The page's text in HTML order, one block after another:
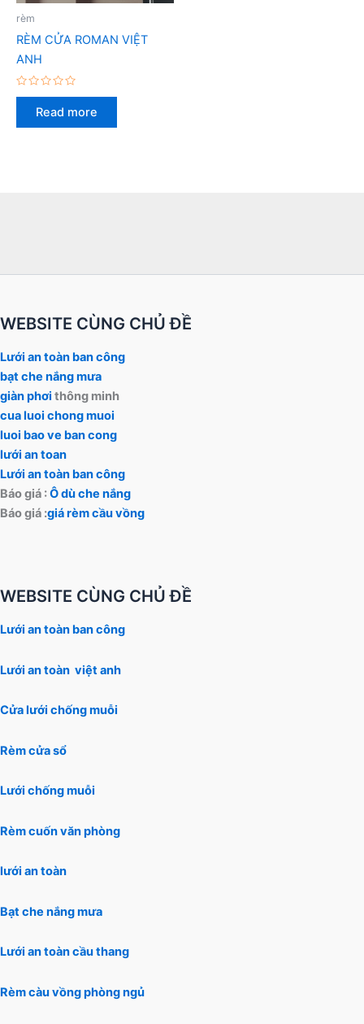
rèm
RÈM CỬA ROMAN VIỆT
ANH
Rated
Read more
WEBSITE CÙNG CHỦ ĐỀ
Lưới an toàn ban công
bạt che nắng mưa
giàn phơi thông minh
cua luoi chong muoi
luoi bao ve ban cong
lưới an toan
Lưới an toàn ban công
Báo giá :Ô dù che nắng
Báo giá :giá rèm cầu vồng
WEBSITE CÙNG CHỦ ĐỀ
Lưới an toàn ban công
Lưới an toàn việt anh
Cửa lưới chống muỗi
Rèm cửa sổ
Lưới chống muỗi
Rèm cuốn văn phòng
lưới an toàn
Bạt che nắng mưa
Lưới an toàn cầu thang
Rèm càu vồng phòng ngủ